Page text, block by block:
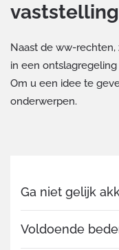
Naast de ww-rechten,
in een
Om u een idee te
onderwerpen.
Ga niet gelijk
Voldoende